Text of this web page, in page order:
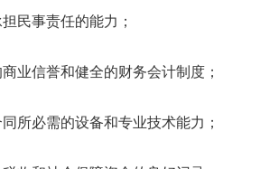
民事责任的能力；
业信誉和健全的财务会计制度；
所必需的设备和专业技术能力；